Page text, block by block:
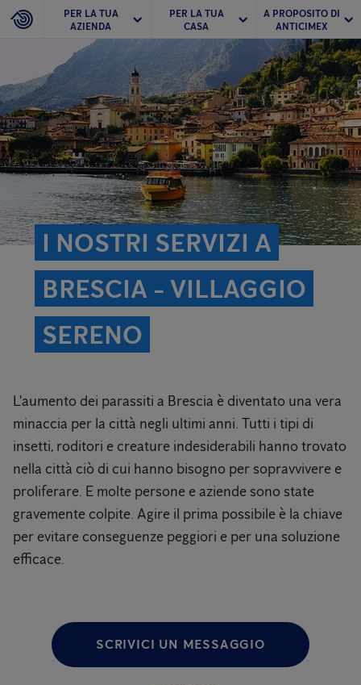
PER LA TUA
AZIENDA
PER LA TUA
CASA
A PROPOSITO DI
ANTICIMEX
I NOSTRI SERVIZI A
BRESCIA - VILLAGGIO
SERENO
L'aumento dei parassiti a Brescia è diventato una vera
minaccia per la città negli ultimi anni. Tutti i tipi di
insetti, roditori e creature indesiderabili hanno trovato
nella città ciò di cui hanno bisogno per sopravvivere e
proliferare. E molte persone e aziende sono state
gravemente colpite. Agire il prima possibile è la chiave
per evitare conseguenze peggiori e per una soluzione
efficace.
SCRIVICI UN MESSAGGIO